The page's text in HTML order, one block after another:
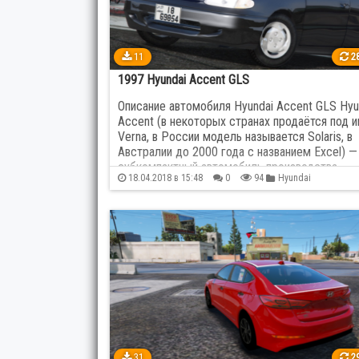
Mini4
Opel23
Renault94
Seat 6
Subaru38
Volkswagen193
Мотоциклы364
11
1997 Hyundai Accent GLS
Описание автомобиля Hyundai Accent GLS
Accent (в некоторых странах продаётся под
Verna, в России модель называется Solaris, в
Австралии до 2000 года с названием Excel) —
субкомпактный автомобиль производства…
18.04.2018 в 15:48 0 94 Hyundai